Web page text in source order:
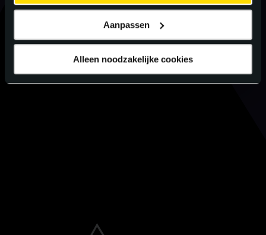
Aanpassen
Alleen noodzakelijke cookies